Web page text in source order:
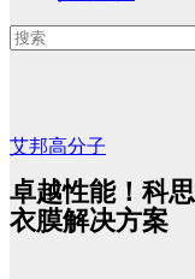
艾邦高分子
卓越性能！科
衣膜解决方案